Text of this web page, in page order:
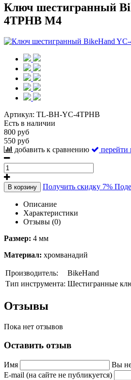
Ключ шестигранный
4TPHB М4
Артикул: TL-BH-YC-4TPHB
Есть в наличии
800 руб
550 руб
добавить к сравнению
перейти
В корзину Получить скидку 7%
Описание
Характеристики
Отзывы (0)
Размер: 4 мм
Материал: хромванадий
Производитель:
BikeHand
Тип инструмента: Шестигранные
Отзывы
Пока нет отзывов
Оставить отзыв
Имя
Вы
E-mail (на сайте не публикуется)